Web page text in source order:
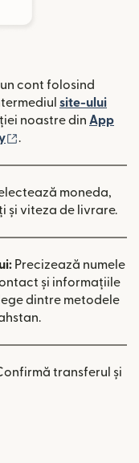
cont folosind
site-ului
o fereastră nouă)
noastre din App
nouă)
.
moneda,
și viteza de livrare.
Precizează numele
și informațiile
dintre metodele
transferul și